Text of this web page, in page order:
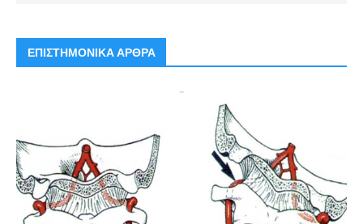
ΕΠΙΣΤΗΜΟΝΙΚΑ ΑΡΘΡΑ